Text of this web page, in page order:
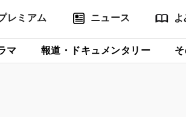
レミアム ニュース
マ 報道・ドキュメンタリー